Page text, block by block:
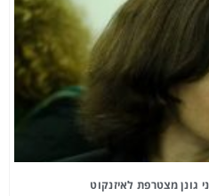
גונן מצטרפת לאיזנקוט